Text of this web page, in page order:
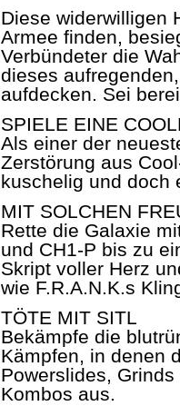
Diese widerwilligen
Armee finden,
Verbündeter die
dieses
aufdecken. Sei
SPIELE EINE
Als einer der
Zerstörung aus
kuschelig und doch
MIT SOLCHEN
Rette die Galaxie
und CH1-P bis zu
Skript voller Herz
wie F.R.A.N.K.s
TÖTE MIT SITL
Bekämpfe die
Kämpfen, in denen
Powerslides,
Kombos aus.